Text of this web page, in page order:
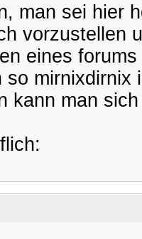
man sei hier
vorzustellen
eines
mirnixdirnix
kann man